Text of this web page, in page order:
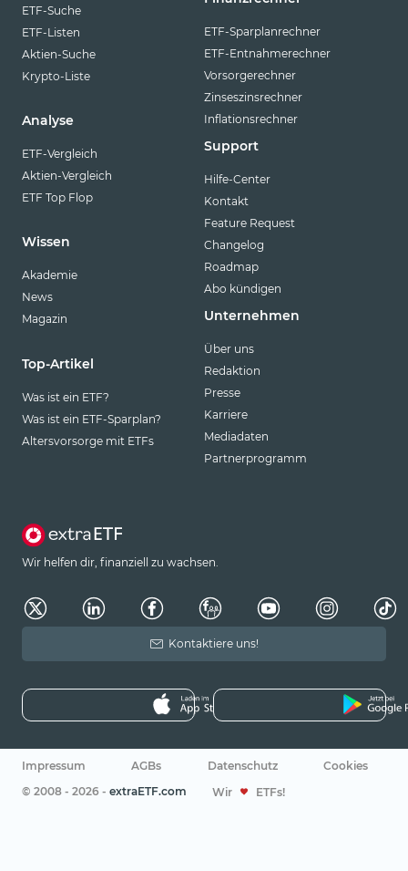
ETF-Suche
ETF-Listen
Aktien-Suche
Krypto-Liste
Analyse
ETF-Vergleich
Aktien-Vergleich
ETF Top Flop
Wissen
Akademie
News
Magazin
Top-Artikel
Was ist ein ETF?
Was ist ein ETF-Sparplan?
Altersvorsorge mit ETFs
ETF-Sparplanrechner
ETF-Entnahmerechner
Vorsorgerechner
Zinseszinsrechner
Inflationsrechner
Support
Hilfe-Center
Kontakt
Feature Request
Changelog
Roadmap
Abo kündigen
Unternehmen
Über uns
Redaktion
Presse
Karriere
Mediadaten
Partnerprogramm
Wir helfen dir, finanziell zu wachsen.
Kontaktiere uns!
Impressum AGBs Datenschutz
Cookies
© 2008 - 2026 - extraETF.com Wir ETFs!